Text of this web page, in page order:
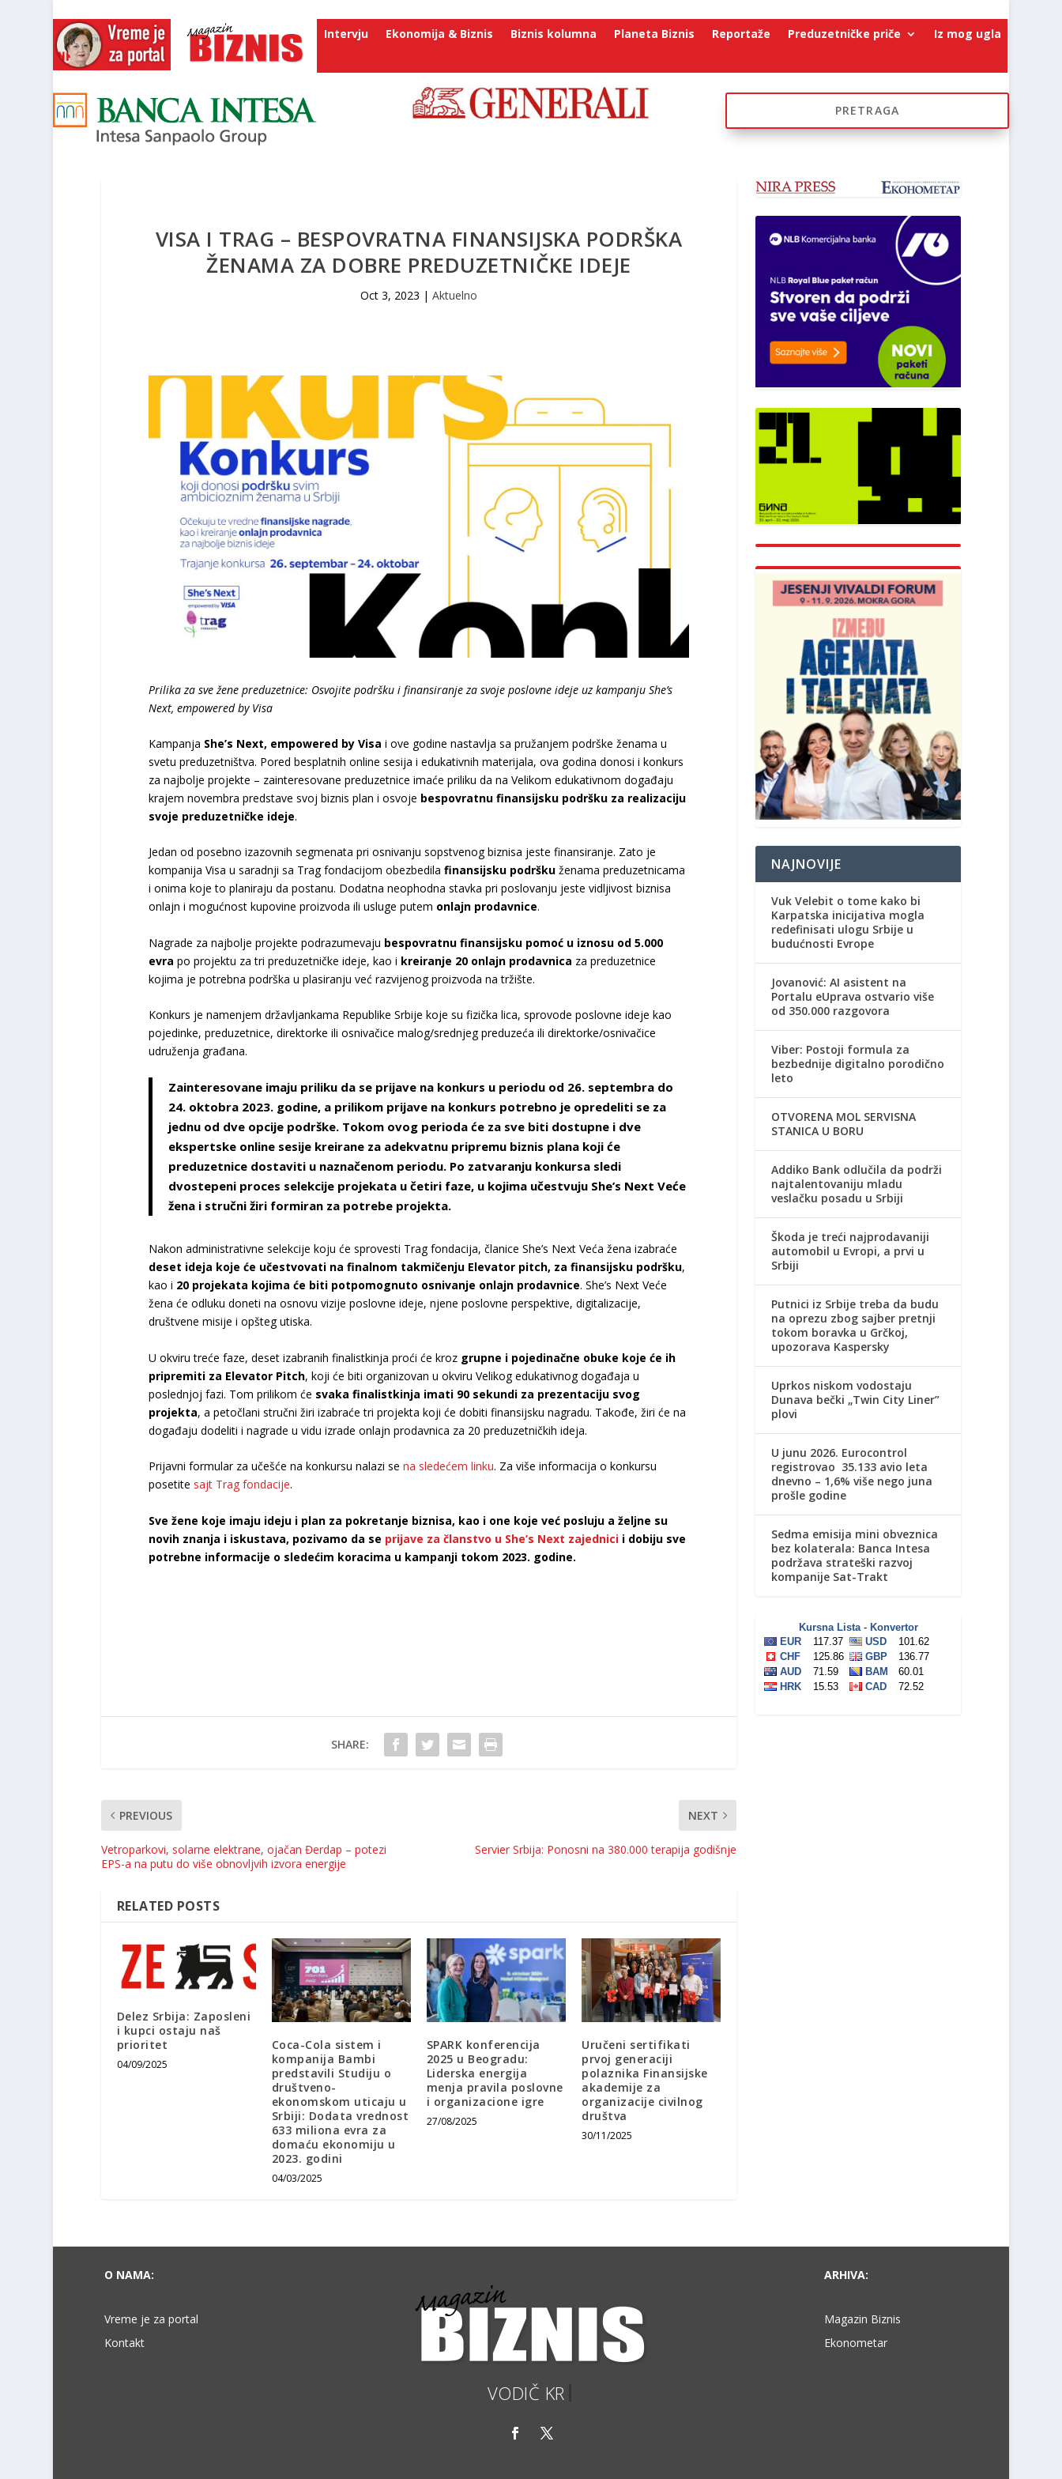
Intervju Ekonomija & Biznis Biznis kolumna Planeta Biznis Reportaže Preduzetničke priče Iz mog ugla
VISA I TRAG – BESPOVRATNA FINANSIJSKA PODRŠKA
ŽENAMA ZA DOBRE PREDUZETNIČKE IDEJE
Oct 3, 2023 | Aktuelno
Prilika za sve žene preduzetnice: Osvojite podršku i finansiranje za svoje poslovne ideje uz kampanju She’s
Next, empowered by Visa
Kampanja She’s Next, empowered by Visa i ove godine nastavlja sa pružanjem podrške ženama u
svetu preduzetništva. Pored besplatnih online sesija i edukativnih materijala, ova godina donosi i konkurs
za najbolje projekte – zainteresovane preduzetnice imaće priliku da na Velikom edukativnom događaju
krajem novembra predstave svoj biznis plan i osvoje bespovratnu finansijsku podršku za realizaciju
svoje preduzetničke ideje.
Jedan od posebno izazovnih segmenata pri osnivanju sopstvenog biznisa jeste finansiranje. Zato je
kompanija Visa u saradnji sa Trag fondacijom obezbedila finansijsku podrškuženama preduzetnicama
i onima koje to planiraju da postanu. Dodatna neophodna stavka pri poslovanju jeste vidljivost biznisa
onlajn i mogućnost kupovine proizvoda ili usluge putem onlajn prodavnice.
Nagrade za najbolje projekte podrazumevaju bespovratnu finansijsku pomoć u iznosu od 5.000
evra po projektu za tri preduzetničke ideje, kao i kreiranje 20 onlajn prodavnica za preduzetnice
kojima je potrebna podrška u plasiranju već razvijenog proizvoda na tržište.
Konkurs je namenjem državljankama Republike Srbije koje su fizička lica, sprovode poslovne ideje kao
pojedinke, preduzetnice, direktorke ili osnivačice malog/srednjeg preduzeća ili direktorke/osnivačice
udruženja građana.
Zainteresovane imaju priliku da se prijave na konkurs u periodu od 26. septembra do
24. oktobra 2023. godine, a prilikom prijave na konkurs potrebno je opredeliti se za
jednu od dve opcije podrške. Tokom ovog perioda će za sve biti dostupne i dve
ekspertske online sesije kreirane za adekvatnu pripremu biznis plana koji će
preduzetnice dostaviti u naznačenom periodu. Po zatvaranju konkursa sledi
dvostepeni proces selekcije projekata u četiri faze, u kojima učestvuju She’s Next Veće
žena i stručni žiri formiran za potrebe projekta.
Nakon administrativne selekcije koju će sprovesti Trag fondacija, članice She’s Next Veća žena izabraće
deset ideja koje će učestvovati na finalnom takmičenju Elevator pitch, za finansijsku podršku,
kao i 20 projekata kojima će biti potpomognuto osnivanje onlajn prodavnice. She’s Next Veće
žena će odluku doneti na osnovu vizije poslovne ideje, njene poslovne perspektive, digitalizacije,
društvene misije i opšteg utiska.
U okviru treće faze, deset izabranih finalistkinja proći će kroz grupne i pojedinačne obuke koje će ih
pripremiti za Elevator Pitch, koji će biti organizovan u okviru Velikog edukativnog događaja u
poslednjoj fazi. Tom prilikom će svaka finalistkinja imati 90 sekundi za prezentaciju svog
projekta, a petočlani stručni žiri izabraće tri projekta koji će dobiti finansijsku nagradu. Takođe, žiri će na
događaju dodeliti i nagrade u vidu izrade onlajn prodavnica za 20 preduzetničkih ideja.
Prijavni formular za učešće na konkursu nalazi se na sledećem linku. Za više informacija o konkursu
posetite sajt Trag fondacije.
Sve žene koje imaju ideju i plan za pokretanje biznisa, kao i one koje već posluju a željne su
novih znanja i iskustava, pozivamo da se prijave za članstvo u She’s Next zajednicii dobiju sve
potrebne informacije o sledećim koracima u kampanji tokom 2023. godine.
SHARE:
PREVIOUS
Vetroparkovi, solarne elektrane, ojačan Đerdap – potezi
EPS-a na putu do više obnovljvih izvora energije
NEXT
Servier Srbija: Ponosni na 380.000 terapija godišnje
RELATED POSTS
Delez Srbija: Zaposleni
i kupci ostaju naš
prioritet
04/09/2025
Coca-Cola sistem i
kompanija Bambi
predstavili Studiju o
društveno-
ekonomskom uticaju u
Srbiji: Dodata vrednost
633 miliona evra za
domaću ekonomiju u
2023. godini
04/03/2025
SPARK konferencija
2025 u Beogradu:
Liderska energija
menja pravila poslovne
i organizacione igre
27/08/2025
Uručeni sertifikati
prvoj generaciji
polaznika Finansijske
akademije za
organizacije civilnog
društva
30/11/2025
NAJNOVIJE
Vuk Velebit o tome kako bi
Karpatska inicijativa mogla
redefinisati ulogu Srbije u
budućnosti Evrope
Jovanović: AI asistent na
Portalu eUprava ostvario više
od 350.000 razgovora
Viber: Postoji formula za
bezbednije digitalno porodično
leto
OTVORENA MOL SERVISNA
STANICA U BORU
Addiko Bank odlučila da podrži
najtalentovaniju mladu
veslačku posadu u Srbiji
Škoda je treći najprodavaniji
automobil u Evropi, a prvi u
Srbiji
Putnici iz Srbije treba da budu
na oprezu zbog sajber pretnji
tokom boravka u Grčkoj,
upozorava Kaspersky
Uprkos niskom vodostaju
Dunava bečki „Twin City Liner”
plovi
U junu 2026. Eurocontrol
registrovao 35.133 avio leta
dnevno – 1,6% više nego juna
prošle godine
Sedma emisija mini obveznica
bez kolaterala: Banca Intesa
podržava strateški razvoj
kompanije Sat-Trakt
O NAMA:
Vreme je za portal
Kontakt
ARHIVA:
Magazin Biznis
Ekonometar